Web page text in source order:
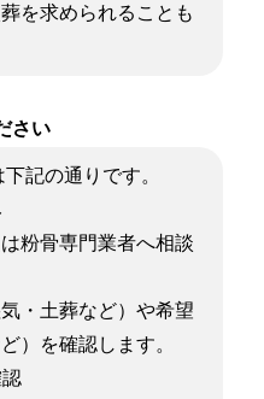
を求められることも
さい
記の通りです。
粉骨専門業者へ相談
・土葬など）や希望
）を確認します。